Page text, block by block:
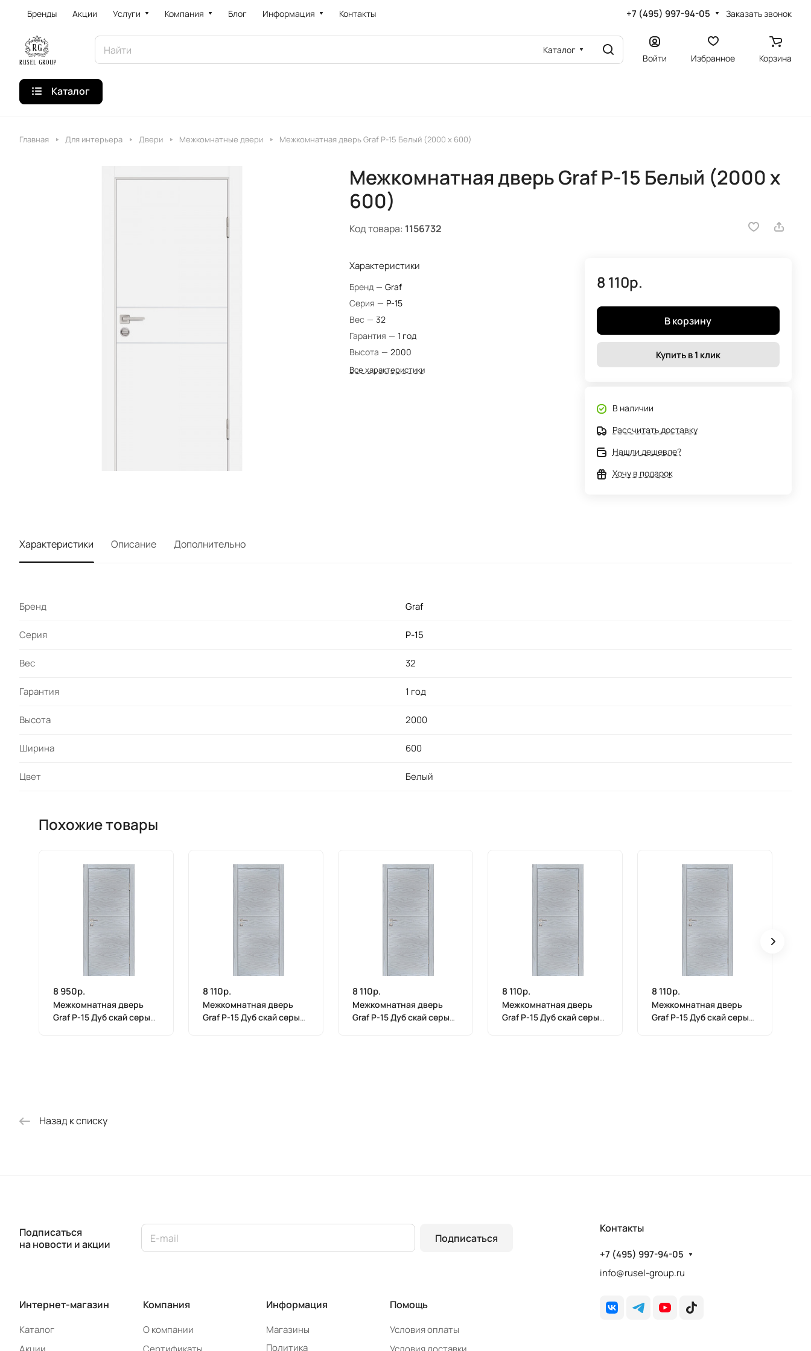
Бренды Акции Услуги Компания Блог Информация Контакты +7 (495) 997-94-05 Заказать звонок
Каталог
Войти Избранное Корзина
Каталог
Главная Для интерьера Двери Межкомнатные двери Межкомнатная дверь Graf P-15 Белый (2000 х 600)
Межкомнатная дверь Graf P-15 Белый (2000 х
600)
Код товара: 1156732
Характеристики
Бренд — Graf
Серия — P-15
Вес — 32
Гарантия — 1 год
Высота — 2000
Все характеристики
8 110р.
В корзину
Купить в 1 клик
В наличии
Рассчитать доставку
Нашли дешевле?
Хочу в подарок
Характеристики Описание Дополнительно
Бренд Graf
Серия P-15
Вес 32
Гарантия 1 год
Высота 2000
Ширина 600
Цвет Белый
Похожие товары
8 950р.
Межкомнатная дверь
Graf P-15 Дуб скай серый
8 110р.
Межкомнатная дверь
Graf P-15 Дуб скай серый
8 110р.
Межкомнатная дверь
Graf P-15 Дуб скай серый
8 110р.
Межкомнатная дверь
Graf P-15 Дуб скай серый
8 110р.
Межкомнатная дверь
Graf P-15 Дуб скай серый
Назад к списку
Подписаться
на новости и акции
Подписаться
Интернет-магазин
Каталог
Компания
О компании
Информация
Магазины
Политика
Помощь
Условия оплаты
Контакты
+7 (495) 997-94-05
info@rusel-group.ru